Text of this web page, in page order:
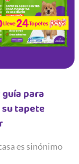
para
tapete
es sinónimo